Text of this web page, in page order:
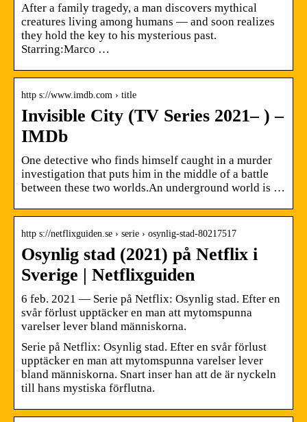
After a family tragedy, a man discovers mythical
creatures living among humans — and soon realizes
they hold the key to his mysterious past.
Starring:Marco …
http s://www.imdb.com › title
Invisible City (TV Series 2021– ) –
IMDb
One detective who finds himself caught in a murder
investigation that puts him in the middle of a battle
between these two worlds.An underground world is …
http s://netflixguiden.se › serie › osynlig-stad-80217517
Osynlig stad (2021) på Netflix i
Sverige | Netflixguiden
6 feb. 2021 — Serie på Netflix: Osynlig stad. Efter en
svår förlust upptäcker en man att mytomspunna
varelser lever bland människorna.
Serie på Netflix: Osynlig stad. Efter en svår förlust
upptäcker en man att mytomspunna varelser lever
bland människorna. Snart inser han att de är nyckeln
till hans mystiska förflutna.